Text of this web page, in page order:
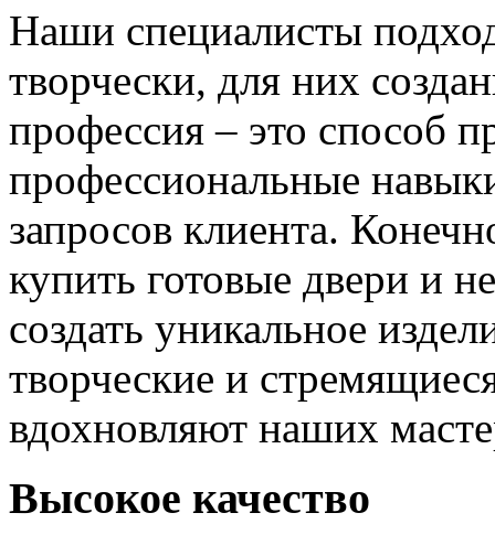
Наши специалисты
творчески, для них
профессия – это способ
профессиональные
запросов клиента.
купить готовые двери и
создать уникальное
творческие и
вдохновляют наших
Высокое качество